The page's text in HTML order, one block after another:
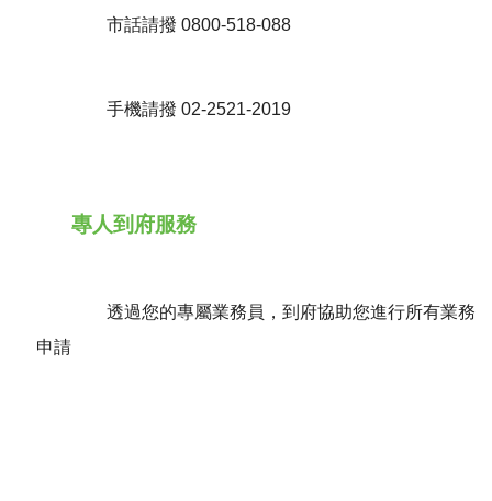
市話請撥 0800-518-088
手機請撥 02-2521-2019
專人到府服務
透過您的專屬業務員，到府協助您進行所有業務
申請